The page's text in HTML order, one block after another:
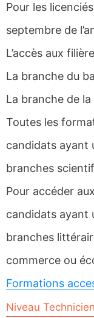
Pour les
septembre de
L’accès aux
La branche du
La branche de
Toutes les
candidats ayant
branches
Pour accéder
candidats ayant
branches
commerce ou
Formations
Niveau Technicien